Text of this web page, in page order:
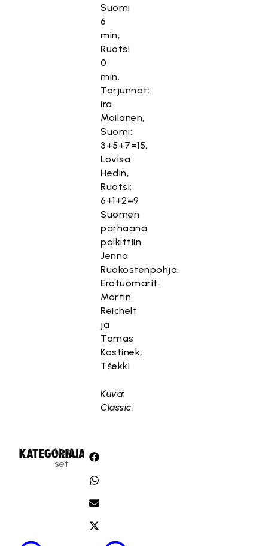
Suomi
6
min,
Ruotsi
0
min.
Torjunnat:
Ira
Moilanen,
Suomi:
3+5+7=15,
Lovisa
Hedin,
Ruotsi:
6+1+2=9
Suomen
parhaana
palkittiin
Jenna
Ruokostenpohja.
Erotuomarit:
Martin
Reichelt
ja
Tomas
Kostinek,
Tšekki
Kuva:
Classic.
KATEGORIA:
Uuti
set
JAA: